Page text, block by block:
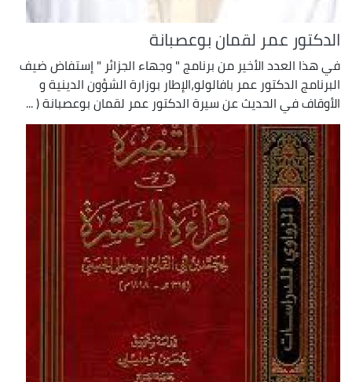
الدكتور عمر لقمان بوعصبانة
في هذا العدد الأخير من برنامج " وجهاء الجزائر " إستفاض ضيف
البرنامج الدكتور عمر بافالولو،الإطار بوزارة الشؤون الدينية و
الأوقاف في الحديث عن سيرة الدكتور عمر لقمان بوعصبانة ( ...